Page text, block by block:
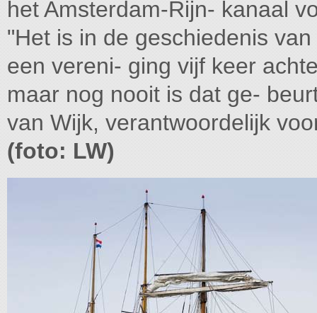
het Amsterdam-Rijn- kanaal
"Het is in de geschiedenis
een vereni- ging vijf keer
maar nog nooit is dat ge-
van Wijk, verantwoordelijk
(foto: LW)